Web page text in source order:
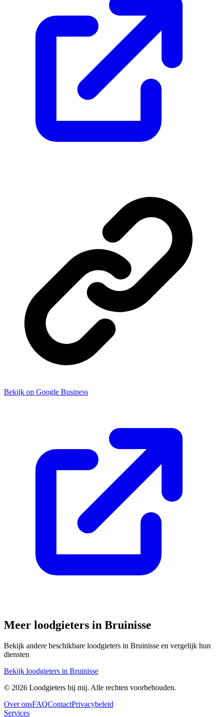
Bekijk op Google Business
Meer loodgieters in Bruinisse
Bekijk andere beschikbare loodgieters in Bruinisse en vergelijk hun
diensten
Bekijk loodgieters in Bruinisse
© 2026 Loodgieters bij mij. Alle rechten voorbehouden.
Over onsFAQContactPrivacybeleid
Services